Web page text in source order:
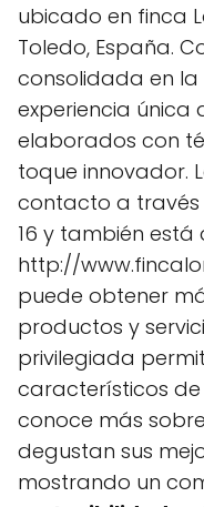
ubicado en finca
Toledo, España.
consolidada en la
experiencia única
elaborados con
toque innovador.
contacto a través
16 y también está
http://
puede obtener
productos y
privilegiada
característicos
conoce más
degustan sus
mostrando un